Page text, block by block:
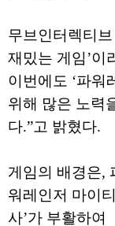
무브인터렉티
재밌는 게임’이
이번에도 ‘파워
위해 많은 노력
다.”고 밝혔다.
게임의 배경은,
워레인저 마이
사’가 부활하여